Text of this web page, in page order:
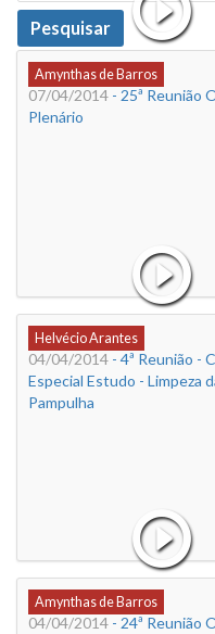
Data
Pesquisar
Amynthas de Barros
07/04/2014 - 25ª Reunião
Plenário
Helvécio Arantes
04/04/2014 - 4ª Reunião -
Especial Estudo - Limpeza
Pampulha
Amynthas de Barros
04/04/2014 - 24ª Reunião